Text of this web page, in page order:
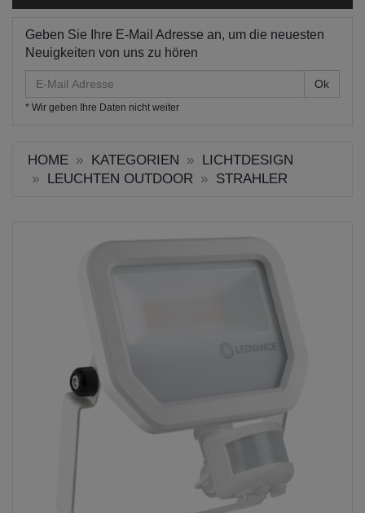
Geben Sie Ihre E-Mail Adresse an, um die neuesten
Neuigkeiten von uns zu hören
Mail
Adresse
* Wir geben Ihre Daten nicht weiter
HOME KATEGORIEN
LICHTDESIGN
LEUCHTEN OUTDOOR
STRAHLER